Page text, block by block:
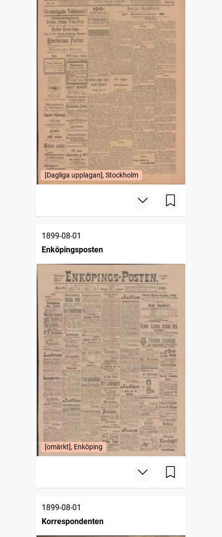
[Dagliga upplagan], Stockholm
1899-08-01
Enköpingsposten
[omärkt], Enköping
1899-08-01
Korrespondenten